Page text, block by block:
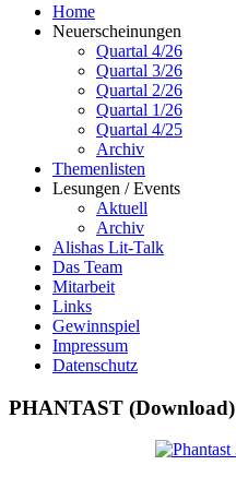
Home
Neuerscheinungen
Quartal 4/26
Quartal 3/26
Quartal 2/26
Quartal 1/26
Quartal 4/25
Archiv
Themenlisten
Lesungen / Events
Aktuell
Archiv
Alishas Lit-Talk
Das Team
Mitarbeit
Links
Gewinnspiel
Impressum
Datenschutz
PHANTAST (Download)